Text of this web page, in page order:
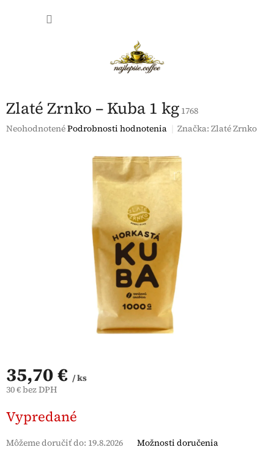
Zlaté Zrnko – Kuba 1 kg 1768
Priemerné
NeohodnotenéPodrobnosti hodnotenia Značka:Zlaté Zrnko
35,70 € / ks
30 € bez DPH
cena:
Vypredané
Môžeme doručiť do: 19.8.2026
Možnosti doručenia